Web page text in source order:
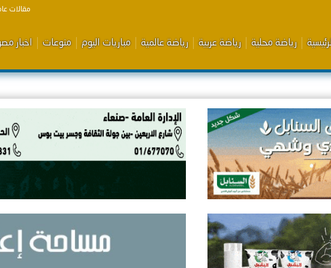
مقالات
رياضة محلية رياضة عربية رياضة عالمية مباريات اليوم منوعات اخبار